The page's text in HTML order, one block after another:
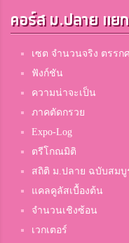
คอร์ส ม.ปลาย แย
เซต จำนวนจริง ตรรก
ฟังก์ชัน
ความน่าจะเป็น
ภาคตัดกรวย
Expo-Log
ตรีโกณมิติ
สถิติ ม.ปลาย ฉบับสม
แคลคูลัสเบื้องต้น
จำนวนเชิงซ้อน
เวกเตอร์